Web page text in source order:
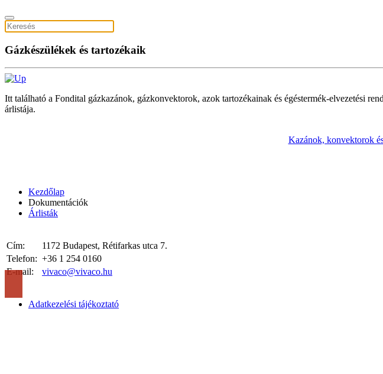
Gázkészülékek és tartozékaik
Itt található a Fondital gázkazánok, gázkonvektorok, azok tartozékainak és égéstermék-elvezetési
árlistája.
Kazánok, konvektorok
Kezdőlap
Dokumentációk
Árlisták
Cím:
1172 Budapest, Rétifarkas utca 7.
Telefon: +36 1 254 0160
E-mail:
vivaco@vivaco.hu
Adatkezelési tájékoztató